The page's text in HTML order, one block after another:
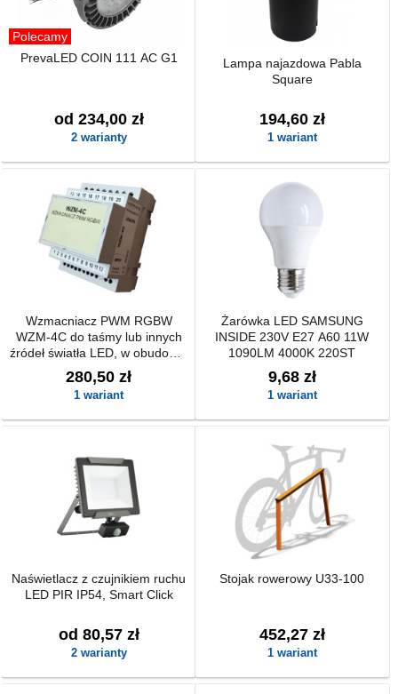
Polecamy
PrevaLED COIN 111 AC G1
od 234,00 zł
2 warianty
Lampa najazdowa Pabla
Square
194,60 zł
1 wariant
Wzmacniacz PWM RGBW
WZM-4C do taśmy lub innych
źródeł światła LED, w obudowie
na szynę DIN.
280,50 zł
1 wariant
Żarówka LED SAMSUNG
INSIDE 230V E27 A60 11W
1090LM 4000K 220ST
9,68 zł
1 wariant
Naświetlacz z czujnikiem ruchu
LED PIR IP54, Smart Click
od 80,57 zł
2 warianty
Stojak rowerowy U33-100
452,27 zł
1 wariant